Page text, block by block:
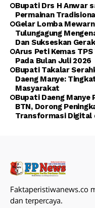
Bupati Drs H Anwar
Permainan
Gelar Lomba
Tulungagung
Dan Sukseskan
Arus Peti Kemas
Pada Bulan Juli 2026
Bupati Takalar
Daeng Manye:
Masyarakat
Bupati Daeng Manye
BTN, Dorong
Transformasi Digital
Faktaperistiwanews.co
dan terpercaya.